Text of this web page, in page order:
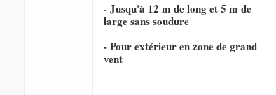
- Jusqu'à 12 m de long et 5 m de
large sans soudure
- Pour extérieur en zone de grand
vent